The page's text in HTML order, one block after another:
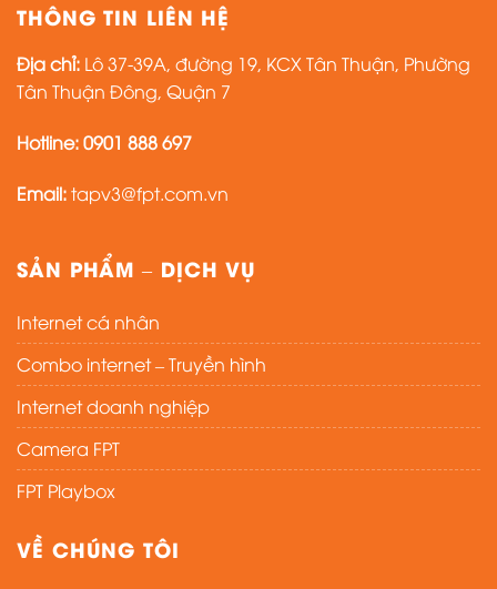
THÔNG TIN LIÊN HỆ
Địa chỉ: Lô 37-39A, đường 19, KCX Tân Thuận, Phường
Tân Thuận Đông, Quận 7
Hotline:0901 888 697
Email:tapv3@fpt.com.vn
SẢN PHẨM – DỊCH VỤ
Internet cá nhân
Combo internet – Truyền hình
Internet doanh nghiệp
Camera FPT
FPT Playbox
VỀ CHÚNG TÔI